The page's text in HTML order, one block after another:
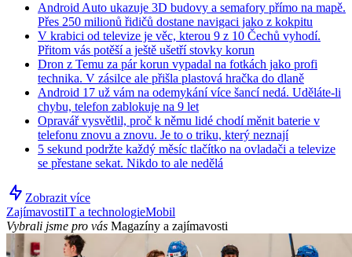
Android Auto ukazuje 3D budovy a semafory přímo na mapě.
Přes 250 milionů řidičů dostane navigaci jako z kokpitu
V krabici od televize je věc, kterou 9 z 10 Čechů vyhodí.
Přitom vás potěší a ještě ušetří stovky korun
Dron z Temu za pár korun vypadal na fotkách jako profi
technika. V zásilce ale přišla plastová hračka do dlaně
Android 17 už vám na odemykání více šancí nedá. Uděláte-li
chybu, telefon zablokuje na 9 let
Opravář vysvětlil, proč k němu lidé chodí měnit baterie v
telefonu znovu a znovu. Je to o triku, který neznají
5 sekund podržte každý měsíc tlačítko na ovladači a televize
se přestane sekat. Nikdo to ale nedělá
Zobrazit více
ZajímavostiIT a technologieMobil
Vybrali jsme pro vás Magazíny a zajímavosti